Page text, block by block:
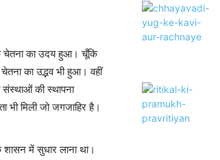
चेतना का उदय हुआ। चूँकि
का उद्भव भी हुआ। वहीं
की स्थापना
भी मिली जो जगजाहिर है।
में सुधार लाना था।